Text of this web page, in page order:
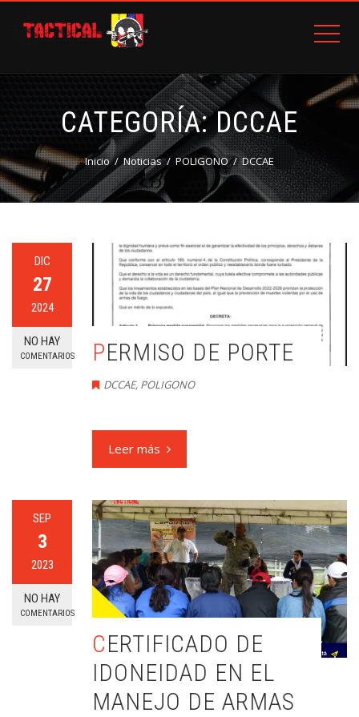
CATEGORÍA:DCCAE
Inicio Noticias POLIGONO DCCAE
DIC
27
2024
NO HAY
COMENTARIOS PERMISO DE PORTE
DCCAE, POLIGONO
Leer más
SEP
3
2023
NO HAY
COMENTARIOS
CERTIFICADO DE
IDONEIDAD EN EL
MANEJO DE ARMAS